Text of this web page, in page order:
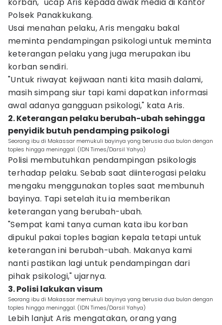
Polsek Panakkukang.
Usai menahan pelaku, Aris mengaku bakal
meminta pendampingan psikologi untuk meminta
keterangan pelaku yang juga merupakan ibu
korban sendiri.
"Untuk riwayat kejiwaan nanti kita masih dalami,
masih simpang siur tapi kami dapatkan informasi
awal adanya gangguan psikologi," kata Aris.
2. Keterangan pelaku berubah-ubah sehingga
penyidik butuh pendamping psikologi
Seorang ibu di Makassar memukuli bayinya yang berusia dua bulan dengan
toples hingga meninggal. (IDN Times/Darsil Yahya)
Polisi membutuhkan pendampingan psikologis
terhadap pelaku. Sebab saat diinterogasi pelaku
mengaku menggunakan toples saat membunuh
bayinya. Tapi setelah itu ia memberikan
keterangan yang berubah-ubah.
"Sempat kami tanya cuman kata ibu korban
dipukul pakai toples bagian kepala tetapi untuk
keterangan ini berubah-ubah. Makanya kami
nanti pastikan lagi untuk pendampingan dari
pihak psikologi," ujarnya.
3. Polisi lakukan visum
Seorang ibu di Makassar memukuli bayinya yang berusia dua bulan dengan
toples hingga meninggal. (IDN Times/Darsil Yahya)
Lebih lanjut Aris mengatakan, orang yang